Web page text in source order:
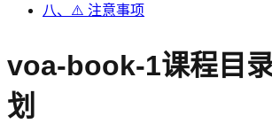
八、⚠️ 注意事项
voa-book-1课程目
划